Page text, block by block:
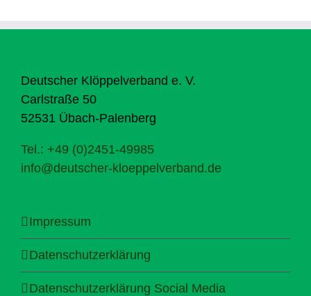
Deutscher Klöppelverband e. V.
Carlstraße 50
52531 Übach-Palenberg
Tel.: +49 (0)2451-49985
info@deutscher-kloeppelverband.de
Impressum
Datenschutzerklärung
Datenschutzerklärung Social Media